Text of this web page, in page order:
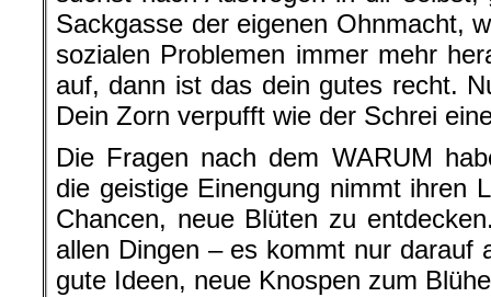
Sackgasse der eigenen Ohnmacht,
sozialen Problemen immer mehr
auf, dann ist das dein gutes recht.
Dein Zorn verpufft wie der Schrei
Die Fragen nach dem WARUM
die geistige Einengung nimmt ihren
Chancen, neue Blüten zu
allen Dingen – es kommt nur darauf
gute Ideen, neue Knospen zum